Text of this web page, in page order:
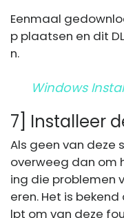
Eenmaal
p plaatsen en dit
n.
Windows
7] Installeer
Als geen van deze
overweeg dan om
ing die problemen
eren. Het is
lpt om van deze